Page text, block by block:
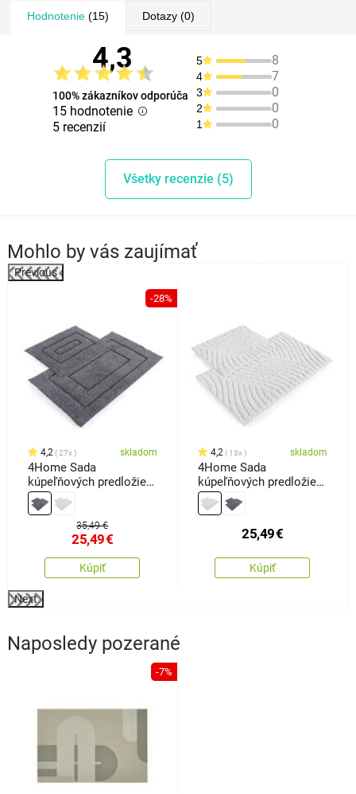
Hodnotenie(15) Dotazy(0)
4,3
100% zákazníkov odporúča
15 hodnotenie
5 recenzií
5 8
4 7
3 0
2 0
1 0
Všetky recenzie (5)
Mohlo by vás zaujímať
Previous
-28%
4,2 27x skladom
4Home Sada
kúpeľňových predložiek
Retta, 50 x 60 cm, 60 x
100 cm
35,49 €
25,49€
Kúpiť
4,2 13x skladom
4Home Sada
kúpeľňových predložiek
Welle, 50 x 60 cm, 60 x
100 cm
25,49€
Kúpiť
Next
Naposledy pozerané
-7%